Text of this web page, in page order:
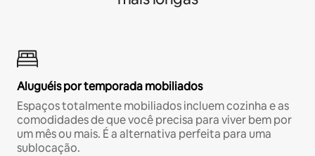
Aluguéis por temporada mobiliados
Espaços totalmente mobiliados incluem cozinha e as
comodidades de que você precisa para viver bem por
um mês ou mais. É a alternativa perfeita para uma
sublocação.